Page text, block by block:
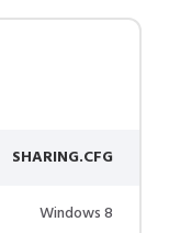
SHARING.CFG
Windows 8